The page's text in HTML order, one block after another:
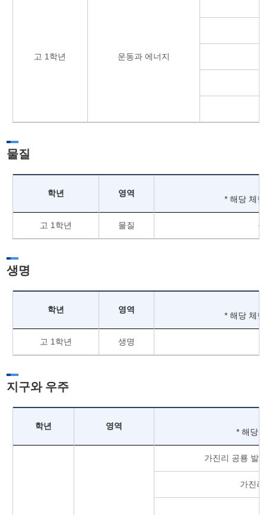
고 1학년 운동과 에너지
물질
학년 영역
* 해당 체
고 1학년 물질
생명
학년 영역
* 해당 체
고 1학년 생명
지구와 우주
학년 영역
* 해당
가진리 공룡 발
가진